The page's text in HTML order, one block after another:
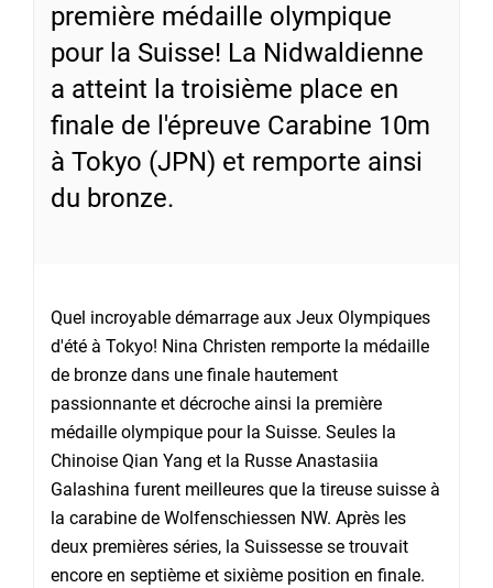
première médaille olympique
pour la Suisse! La Nidwaldienne
a atteint la troisième place en
finale de l'épreuve Carabine 10m
à Tokyo (JPN) et remporte ainsi
du bronze.
Quel incroyable démarrage aux Jeux Olympiques
d'été à Tokyo! Nina Christen remporte la médaille
de bronze dans une finale hautement
passionnante et décroche ainsi la première
médaille olympique pour la Suisse. Seules la
Chinoise Qian Yang et la Russe Anastasiia
Galashina furent meilleures que la tireuse suisse à
la carabine de Wolfenschiessen NW. Après les
deux premières séries, la Suissesse se trouvait
encore en septième et sixième position en finale.